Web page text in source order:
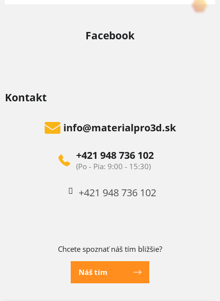
Kontakt
info@materialpro3d.sk
+421 948 736 102
+421 948 736 102
Chcete spoznať náš tím bližšie?
Náš tím
Facebook